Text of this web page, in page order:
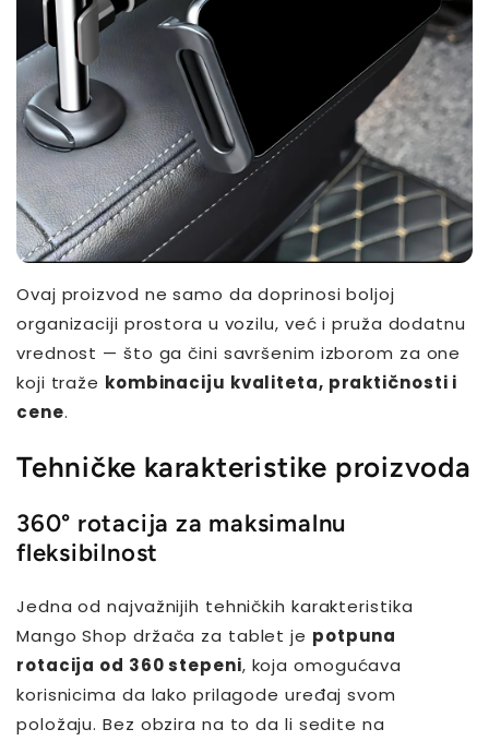
Ovaj proizvod ne samo da doprinosi boljoj
organizaciji prostora u vozilu, već i pruža dodatnu
vrednost — što ga čini savršenim izborom za one
koji traže kombinaciju kvaliteta, praktičnosti i
cene.
Tehničke karakteristike proizvoda
360° rotacija za maksimalnu
fleksibilnost
Jedna od najvažnijih tehničkih karakteristika
Mango Shop držača za tablet je potpuna
rotacija od 360 stepeni, koja omogućava
korisnicima da lako prilagode uređaj svom
položaju. Bez obzira na to da li sedite na